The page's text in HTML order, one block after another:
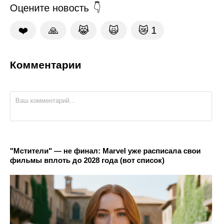
Оцените новость
❤️ 🙏 😹 🙀 😿 1
Комментарии
"Мстители" — не финал: Marvel уже расписала свои
фильмы вплоть до 2028 года (вот список)